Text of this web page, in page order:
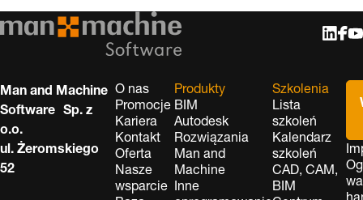
Man and Machine
Software Sp. z
o.o.
ul. Żeromskiego
52
O nas
Promocje
Kariera
Kontakt
Oferta
Nasze
wsparcie
Produkty
BIM
Autodesk
Rozwiązania
Man and
Machine
Inne
Szkolenia
Lista
szkoleń
Kalendarz
szkoleń
CAD, CAM,
BIM